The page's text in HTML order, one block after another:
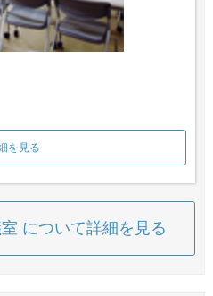
を見る
について詳細を見る